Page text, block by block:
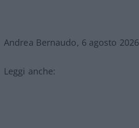
Andrea Bernaudo, 6 agosto 2026
Leggi anche: